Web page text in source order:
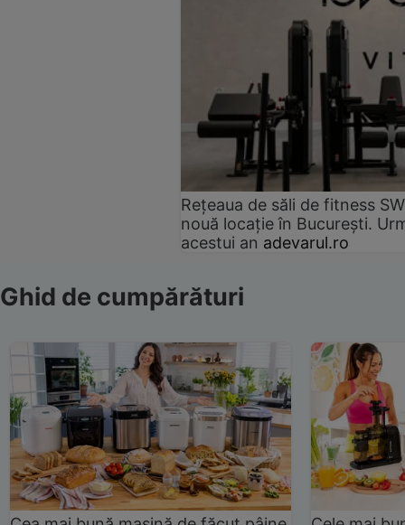
Rețeaua de săli de fitness
nouă locație în București.
acestui an adevarul.ro
Ghid de cumpărături